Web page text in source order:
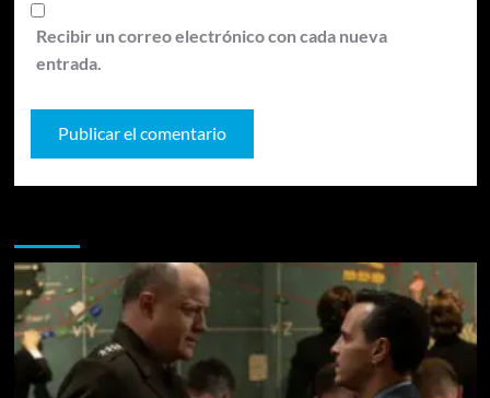
Recibir un correo electrónico con cada nueva
entrada.